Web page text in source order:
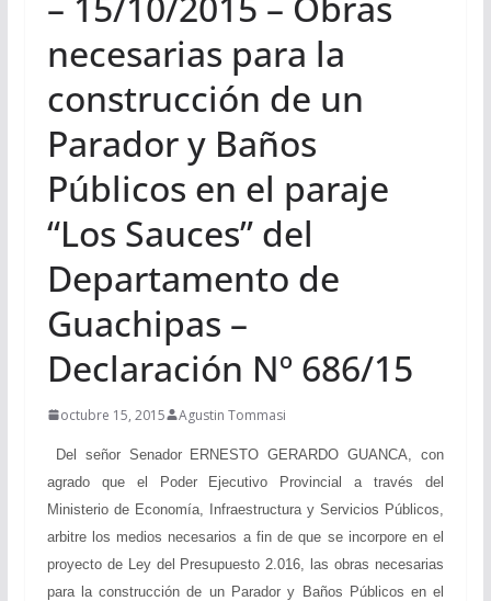
necesarias para la
construcción de un
Parador y Baños
Públicos en el paraje
“Los Sauces” del
Departamento de
Guachipas –
Declaración Nº 686/15
octubre 15, 2015 Agustin Tommasi
Del señor Senador ERNESTO GERARDO GUANCA, con
agrado que el Poder Ejecutivo Provincial a través del
Ministerio de Economía, Infraestructura y Servicios Públicos,
arbitre los medios necesarios a fin de que se incorpore en el
proyecto de Ley del Presupuesto 2.016, las obras necesarias
para la construcción de un Parador y Baños Públicos en el